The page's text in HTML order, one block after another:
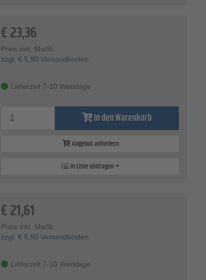
€23,36
Preis inkl. MwSt.
zzgl. € 5,90 Versandkosten
Lieferzeit 7-10 Werktage
In den Warenkorb
Angebot anfordern
In Liste eintragen
€21,61
Preis inkl. MwSt.
zzgl. € 5,90 Versandkosten
Lieferzeit 7-10 Werktage